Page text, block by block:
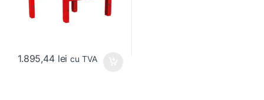
1.895,44 lei cu TVA